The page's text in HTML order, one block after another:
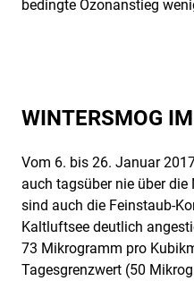
bedingte Ozonanstieg
WINTERSMOG
Vom 6. bis 26. Januar
auch tagsüber nie über die
sind auch die Feinstaub-
Kaltluftsee deutlich
73 Mikrogramm pro
Tagesgrenzwert (50